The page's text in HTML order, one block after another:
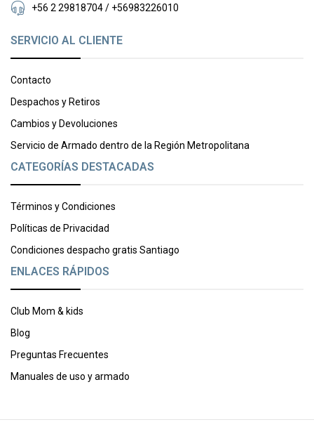
+56 2 29818704 / +56983226010
SERVICIO AL CLIENTE
Contacto
Despachos y Retiros
Cambios y Devoluciones
Servicio de Armado dentro de la Región Metropolitana
CATEGORÍAS DESTACADAS
Términos y Condiciones
Políticas de Privacidad
Condiciones despacho gratis Santiago
ENLACES RÁPIDOS
Club Mom & kids
Blog
Preguntas Frecuentes
Manuales de uso y armado